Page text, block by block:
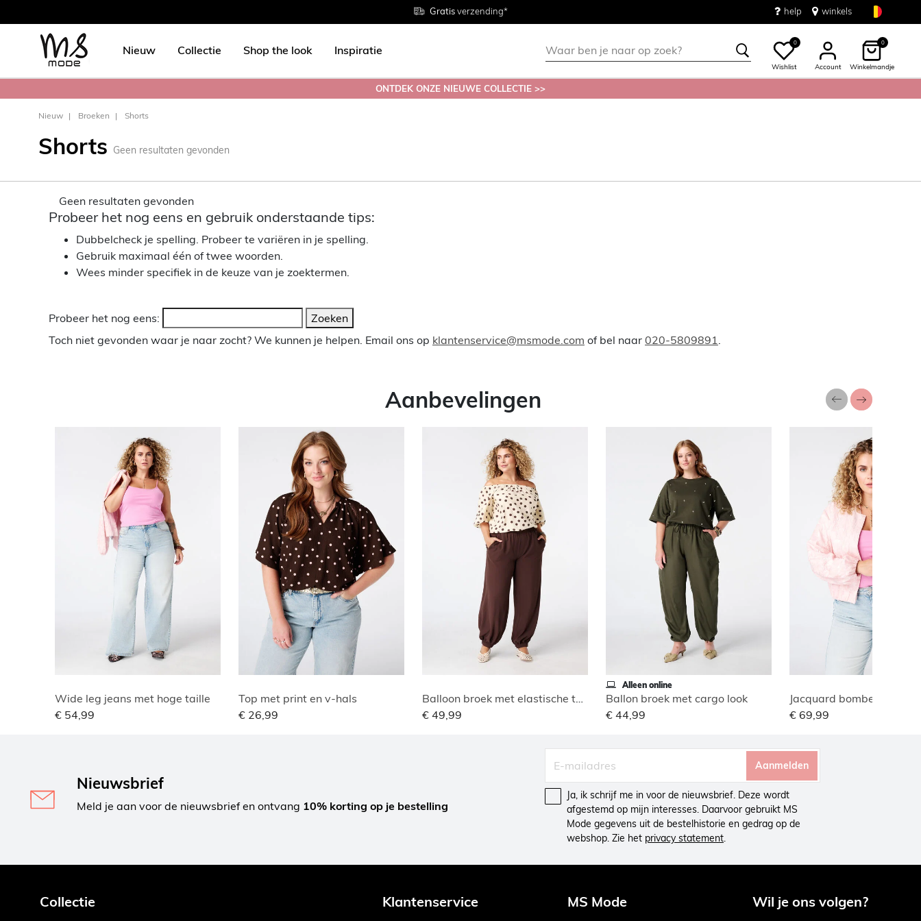
Gratisverzending*
Maten38 - 54
Gratisretourneren in de winkel help winkels
Nieuw Collectie Shop the look Inspiratie
0
Wishlist Account
0
Winkelmandje
ONTDEK ONZE NIEUWE COLLECTIE >>
Nieuw Broeken Shorts
Shorts Geen resultaten gevonden
Geen resultaten gevonden
Probeer het nog eens en gebruik onderstaande tips:
Dubbelcheck je spelling. Probeer te variëren in je spelling.
Gebruik maximaal één of twee woorden.
Wees minder specifiek in de keuze van je zoektermen.
Probeer het nog eens:
Zoeken
Toch niet gevonden waar je naar zocht? We kunnen je helpen. Email ons op klantenservice@msmode.com of bel naar 020-5809891
Aanbevelingen
Wide leg jeans met hoge taille
€ 54,99
Top met print en v-hals
€ 26,99
Balloon broek met elastische taille
€ 49,99
Alleen online
Ballon broek met cargo look
€ 44,99
Jacquard bomber jasje
€ 69,99
Nieuwsbrief
Meld je aan voor de nieuwsbrief en ontvang 10% korting op je bestelling
Aanmelden
Ja, ik schrijf me in voor de nieuwsbrief. Deze wordt
afgestemd op mijn interesses. Daarvoor gebruikt MS
Mode gegevens uit de bestelhistorie en gedrag op de
webshop. Zie het privacy statement.
Collectie Klantenservice MS Mode Wil je ons volgen?